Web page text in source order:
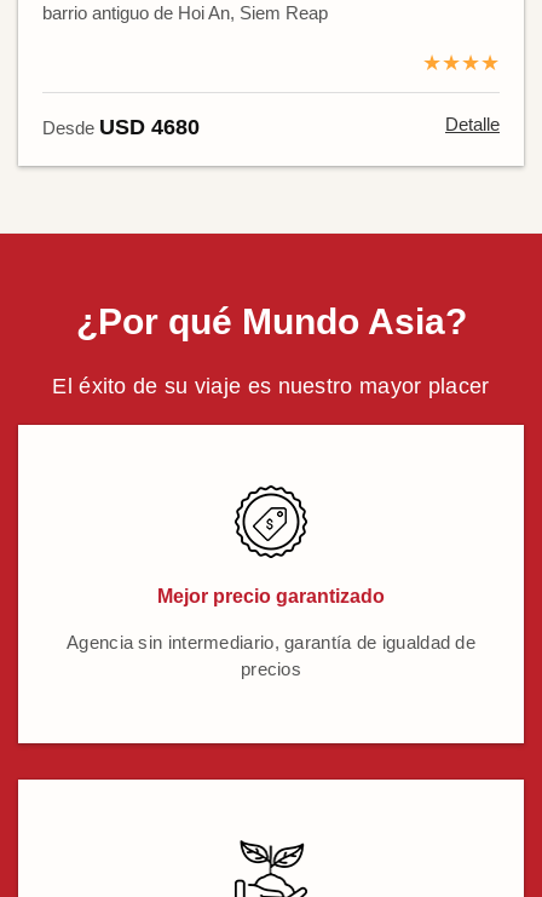
barrio antiguo de Hoi An, Siem Reap
★★★★
Desde USD 4680 Detalle
¿Por qué Mundo Asia?
El éxito de su viaje es nuestro mayor placer
Mejor precio garantizado
Agencia sin intermediario, garantía de igualdad de
precios